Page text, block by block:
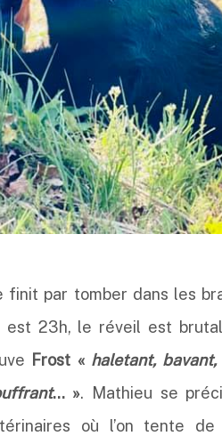
finit par tomber dans les
23h, le réveil est
Frost « haletant,
… ». Mathieu se
où l’on tente